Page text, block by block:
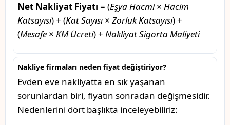
Net Nakliyat Fiyatı = (Eşya Hacmi× Hacim
Katsayısı) + (Kat Sayısı × Zorluk Katsayısı) +
(Mesafe × KM Ücreti) + Nakliyat Sigorta Maliyeti
Nakliye firmaları neden fiyat değiştiriyor?
Evden eve nakliyatta en sık yaşanan
sorunlardan biri, fiyatın sonradan değişmesidir.
Nedenlerini dört başlıkta inceleyebiliriz: